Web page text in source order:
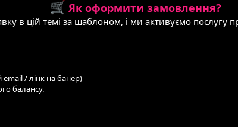
Як оформити замовлення?
в цій темі за шаблоном, і ми активуємо послугу
/ лінк на банер)
балансу.​